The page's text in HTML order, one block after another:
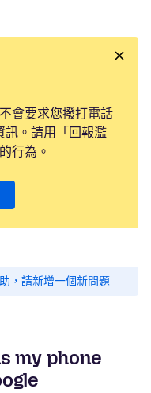
會要求您撥打電話
訊。請用「回報濫
行為。
，請新增一個新問題
my phone